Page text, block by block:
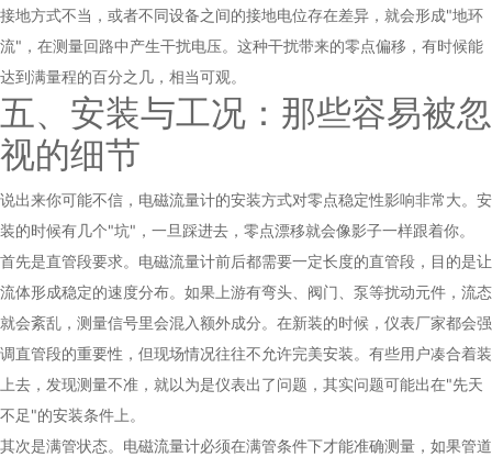
接地方式不当，或者不同设备之间的接地电位存在差异，就会形成"地环
流"，在测量回路中产生干扰电压。这种干扰带来的零点偏移，有时候能
达到满量程的百分之几，相当可观。
五、安装与工况：那些容易被忽
视的细节
说出来你可能不信，电磁流量计的安装方式对零点稳定性影响非常大。安
装的时候有几个"坑"，一旦踩进去，零点漂移就会像影子一样跟着你。
首先是直管段要求。电磁流量计前后都需要一定长度的直管段，目的是让
流体形成稳定的速度分布。如果上游有弯头、阀门、泵等扰动元件，流态
就会紊乱，测量信号里会混入额外成分。在新装的时候，仪表厂家都会强
调直管段的重要性，但现场情况往往不允许完美安装。有些用户凑合着装
上去，发现测量不准，就以为是仪表出了问题，其实问题可能出在"先天
不足"的安装条件上。
其次是满管状态。电磁流量计必须在满管条件下才能准确测量，如果管道